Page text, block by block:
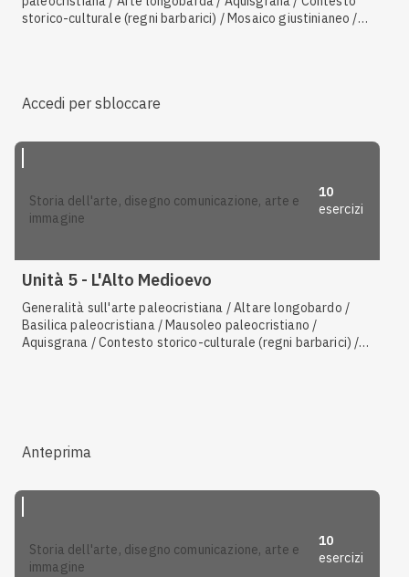
storico-culturale (regni barbarici) / Mosaico giustinianeo /
Accedi per sbloccare
storia dell'arte, disegno comunicazione, arte e
immagine
10
esercizi
Unità 5 - L'Alto Medioevo
Generalità sull'arte paleocristiana / Altare longobardo /
Basilica paleocristiana / Mausoleo paleocristiano /
Aquisgrana / Contesto storico-culturale (regni barbarici) /
Anteprima
storia dell'arte, disegno comunicazione, arte e
immagine
10
esercizi